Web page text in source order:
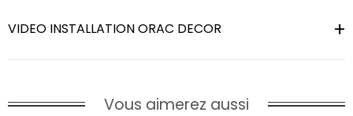
VIDEO INSTALLATION ORAC DECOR
Vous aimerez aussi